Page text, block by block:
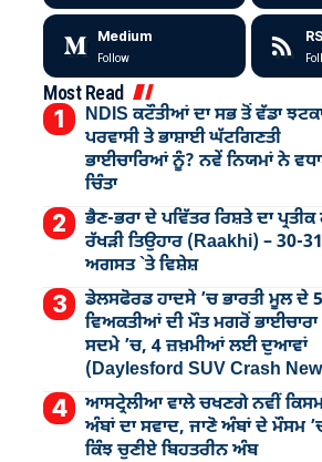
Medium
Follow
Most Read
NDIS ਕਟੌਤੀਆਂ ਦਾ ਸਭ ਤੋਂ ਵੱਡਾ
ਪਰਵਾਸੀ ਤੇ ਭਾਸ਼ਾਈ ਘੱਟਗਿਣਤੀ
ਭਾਈਚਾਰਿਆਂ ਨੂੰ? ਨਵੇਂ ਨਿਯਮਾਂ ਨੇ
ਚਿੰਤਾ
ਭੈਣ-ਭਰਾ ਦੇ ਪਵਿੱਤਰ ਰਿਸ਼ਤੇ ਦਾ ਪ੍ਰਤੀਕ
ਰੱਖੜੀ ਤਿਉਹਾਰ (Raakhi) – 30-31
ਅਗਸਤ `ਤੇ ਵਿਸ਼ੇਸ਼
ਡੇਲਸਫੋਰਡ ਹਾਦਸੇ ’ਚ ਭਾਰਤੀ ਮੂਲ ਦੇ 5
ਵਿਅਕਤੀਆਂ ਦੀ ਮੌਤ ਮਗਰੋਂ ਭਾਈਚਾਰਾ
ਸਦਮੇ ’ਚ, 4 ਜ਼ਖ਼ਮੀਆਂ ਲਈ ਦੁਆਵਾਂ
(Daylesford SUV Crash
ਆਸਟ੍ਰੇਲੀਆ ਵਾਲੇ ਚਖਣਗੇ ਨਵੀਂ
ਅੰਬਾਂ ਦਾ ਸਵਾਦ, ਜਾਣੋ ਅੰਬਾਂ ਦੇ ਮੌਸਮ
ਕਿੰਝ ਚੁਣੀਏ ਬਿਹਤਰੀਨ ਅੰਬ